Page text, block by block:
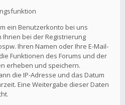
ein Benutzerkonto bei uns
bei der Registrierung
Ihren Namen oder Ihre E-Mail-
Funktionen des Forums und der
erheben und speichern.
die IP-Adresse und das Datum
Eine Weitergabe dieser Daten